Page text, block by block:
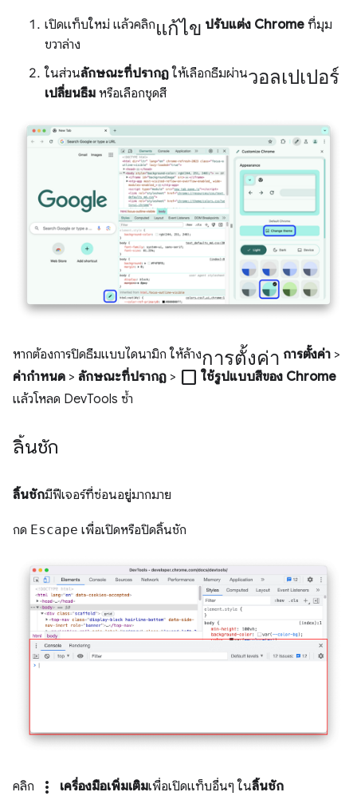
เปิดแท็บใหม่ แล้วคลิกแก้ไข ปรับแต่ง Chrome ที่มุม
ขวาล่าง
ในส่วนลักษณะที่ปรากฏให้เลือกธีมผ่านวอลเปเปอร์
เปลี่ยนธีม หรือเลือกชุดสี
หากต้องการปิดธีมแบบไดนามิก ให้ล้างการตั้งค่า การตั้งค่า >
ค่ากําหนด > ลักษณะที่ปรากฏ > check_box_outline_blank ใช้รูปแบบสีของ Chrome
แล้วโหลด DevTools ซ้ำ
ลิ้นชัก
ลิ้นชักมีฟีเจอร์ที่ซ่อนอยู่มากมาย
กด Escape เพื่อเปิดหรือปิดลิ้นชัก
คลิก more_vert เครื่องมือเพิ่มเติมเพื่อเปิดแท็บอื่นๆ ในลิ้นชัก